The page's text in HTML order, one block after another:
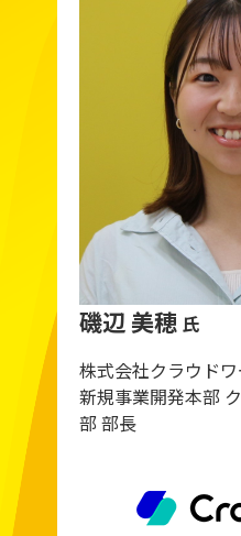
磯辺 美穂 氏
株式会社クラウド
新規事業開発本部
部 部長